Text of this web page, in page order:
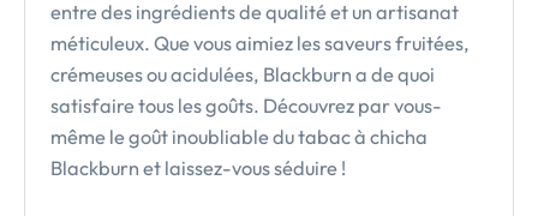
entre des ingrédients de qualité et un artisanat
méticuleux. Que vous aimiez les saveurs fruitées,
crémeuses ou acidulées, Blackburn a de quoi
satisfaire tous les goûts. Découvrez par vous-
même le goût inoubliable du tabac à chicha
Blackburn et laissez-vous séduire !